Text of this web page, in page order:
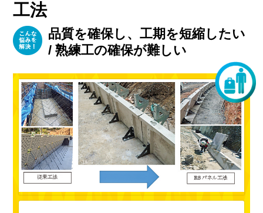
工法
品質を確保し、工期を短縮したい
/ 熟練工の確保が難しい